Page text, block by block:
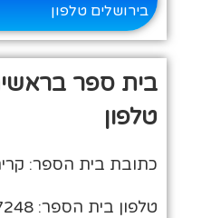
בירושלים טלפון
בית ספר
טלפון
כתובת בית הספר:
טלפון בית הספר: 03-6747248